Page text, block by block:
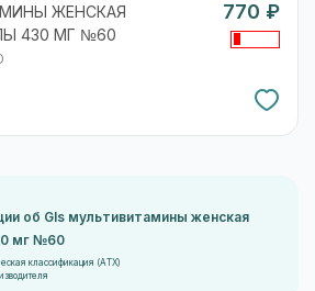
ЖЕНСКАЯ
430 МГ №60
770 ₽
об Gls мультивитамины женская
мг №60
классификация (ATX)